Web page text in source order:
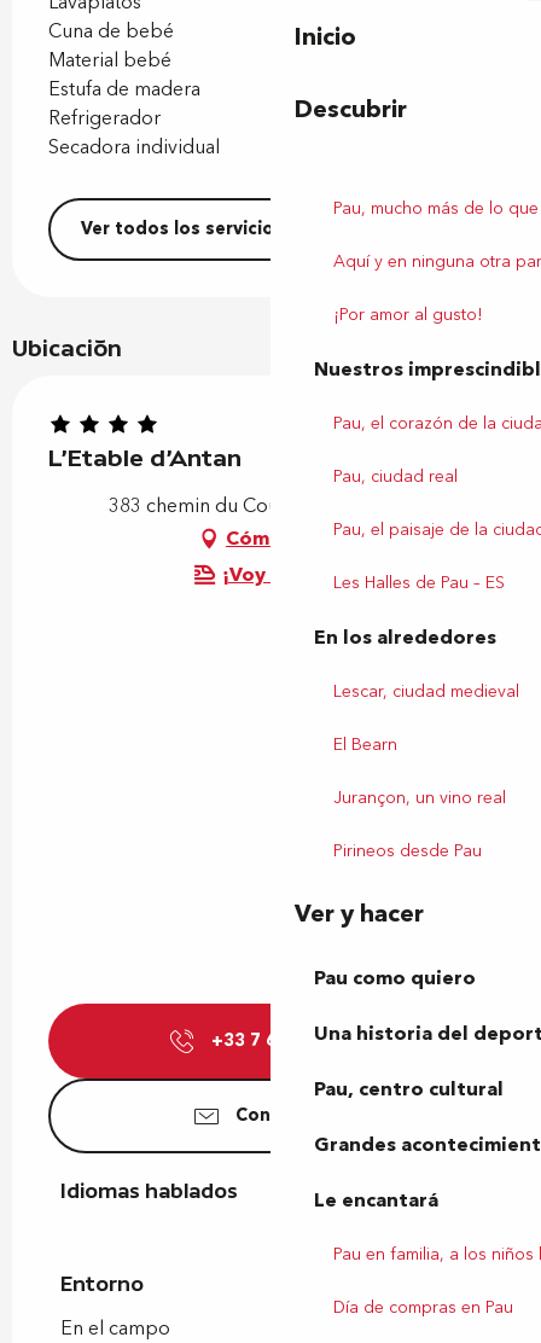
Inicio
Descubrir
Pau, mucho más de lo
Aquí y en ninguna otra
¡Por amor al gusto!
Nuestros
Pau, el corazón de la
Pau, ciudad real
Pau, el paisaje de la
Les Halles de Pau – ES
En los alrededores
Lescar, ciudad medieval
El Bearn
Jurançon, un vino real
Pirineos desde Pau
Ver y hacer
Pau como quiero
Una historia del
Pau, centro cultural
Grandes
Le encantará
Pau en familia, a los niños
Día de compras en Pau
Cuna de bebé
Material bebé
Estufa de madera
Refrigerador
Secadora individual
Ver todos los servicios
Ubicación
L'Etable d'Antan
383 chemin du Couday, 64110 Laroin
Cómo llegar
¡Voy en tren!
+33 7 69 39 97▒▒
Contáctenos
Idiomas hablados
Idiomas hablados
Entorno
Entorno
En el campo